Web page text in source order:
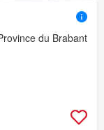
du Brabant